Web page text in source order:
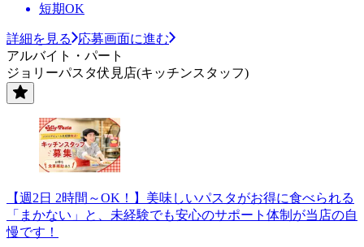
短期OK
詳細を見る
応募画面に進む
アルバイト・パート
ジョリーパスタ伏見店(キッチンスタッフ)
【週2日 2時間～OK！】美味しいパスタがお得に食べられる
「まかない」と、未経験でも安心のサポート体制が当店の自
慢です！